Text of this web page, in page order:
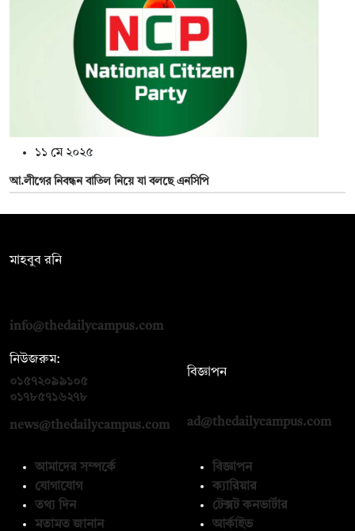
১১ মে ২০২৫
আ.লীগের নিবন্ধন বাতিল নিয়ে যা বলছে এনসিপি
মাহবুব রনি
info@thedailycampus.com
নিউজরুম:
০১৫৭২০৯৯১০৫
০১৭৮৫৭১৬২৭৮
news@thedailycampus.com
বিজ্ঞাপন
ad@thedailycampus.com
আমাদের সম্পর্কে
যোগাযোগ
তথ্য দিন
মতামত জানান
বিজ্ঞাপন
ক্যারিয়ার
টেক্সট কনভার্টার
আর্কাইভ